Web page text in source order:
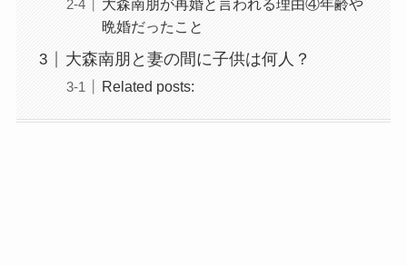
大森南朋が再婚と言われる理由④年齢や
晩婚だったこと
大森南朋と妻の間に子供は何人？
Related posts: